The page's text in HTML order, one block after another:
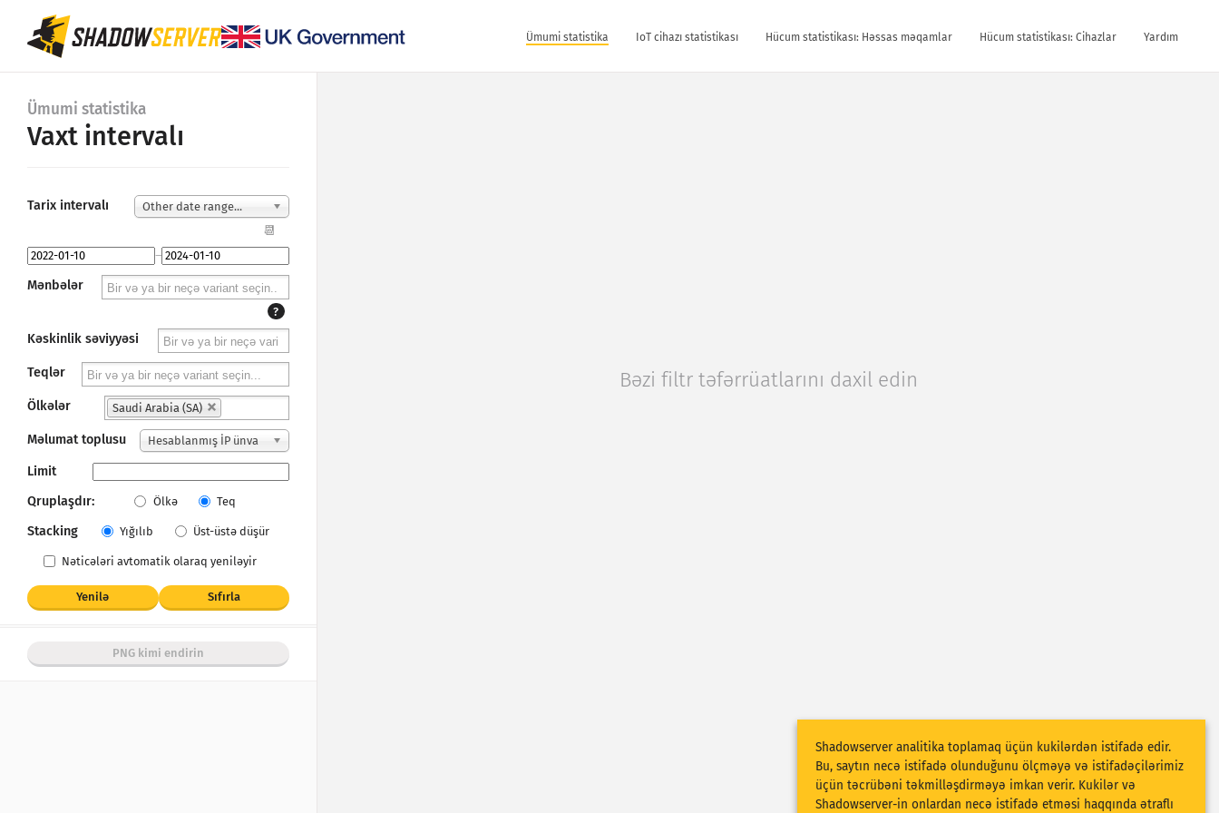
Ümumi statistika IoT cihazı statistikası Hücum statistikası: Həssas məqamlar Hücum statistikası: Cihazlar Yardım
Ümumi statistika
Vaxt intervalı
Tarix intervalı Other date range...
📆
–
Mənbələr
?
Kəskinlik səviyyəsi
Teqlər
Ölkələr Saudi Arabia (SA)
Məlumat toplusu
Hesablanmış İP ünva
nları
Limit
Qruplaşdır:
Ölkə Teq
Stacking Yığılıb Üst-üstə düşür
Nəticələri avtomatik olaraq yeniləyir
Yenilə Sıfırla
PNG kimi endirin
Bəzi filtr təfərrüatlarını daxil edin
Shadowserver analitika toplamaq üçün kukilərdən istifadə edir.
Bu, saytın necə istifadə olunduğunu ölçməyə və istifadəçilərimiz
üçün təcrübəni təkmilləşdirməyə imkan verir. Kukilər və
Shadowserver-in onlardan necə istifadə etməsi haqqında ətraflı